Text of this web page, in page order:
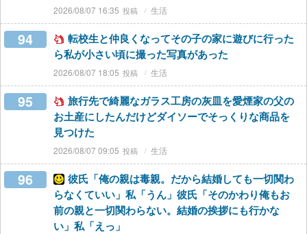
2026/08/07 16:35 生活
94
転校生と仲良くなってその子の家に遊びに行った
ら私が小さい頃に撮った写真があった
2026/08/07 18:05 生活
95
旅行先で綺麗なガラス工房の灰皿を愛煙家の父の
お土産にしたんだけどダイソーでそっくりな商品を
見つけた
2026/08/07 09:05 生活
96
彼氏「俺の親は毒親。だから結婚しても一切関わ
らなくていい」私「うん」彼氏「そのかわり俺もお
前の親と一切関わらない。結婚の挨拶にも行かな
い」私「えっ」